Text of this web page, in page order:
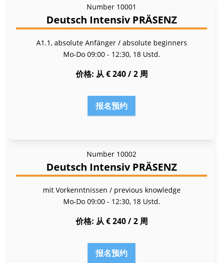
Number 10001
Deutsch Intensiv PRÄSENZ
A1.1, absolute Anfänger / absolute beginners
Mo-Do 09:00 - 12:30, 18 Ustd.
价格 从 € 240 / 2 周
报名预约
Number 10002
Deutsch Intensiv PRÄSENZ
mit Vorkenntnissen / previous knowledge
Mo-Do 09:00 - 12:30, 18 Ustd.
价格 从 € 240 / 2 周
报名预约